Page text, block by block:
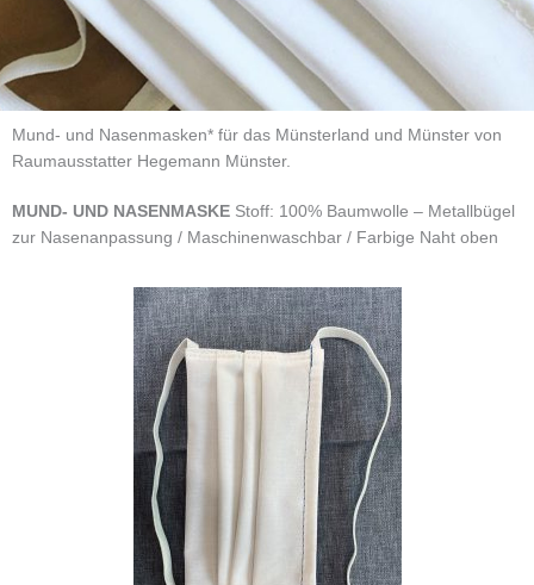
Mund- und Nasenmasken* für das Münsterland und Münster von
Raumausstatter Hegemann Münster.
MUND- UND NASENMASKE Stoff: 100% Baumwolle – Metallbügel
zur Nasenanpassung / Maschinenwaschbar / Farbige Naht oben